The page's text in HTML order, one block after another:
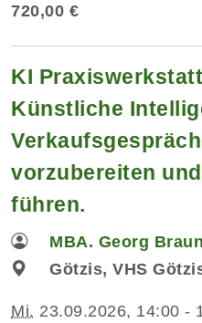
720,00 €
KI
Künstliche
vorzubereiten
führen.
MBA. Georg Braun
Götzis, VHS
Mi. 23.09.2026, 14:00 -